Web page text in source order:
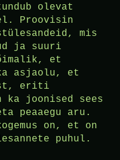
olevat
Proovisin
mis
ja suuri
et
asjaolu, et
eriti
ka joonised sees
peaaegu aru.
on, et on
puhul.